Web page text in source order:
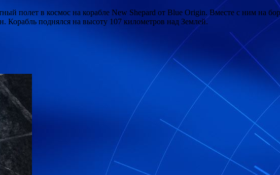
полет в космос на корабле New Shepard от Blue Origin. Вместе с ним на
поднялся на высоту 107 километров над Землей.